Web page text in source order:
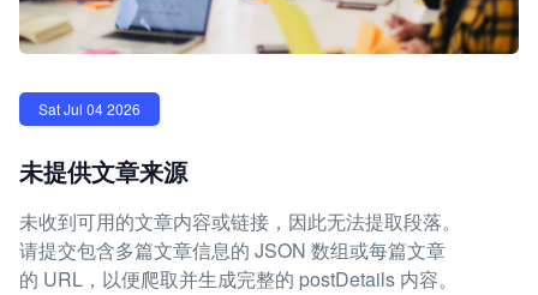
Sat Jul 04 2026
未提供文章来源
未收到可用的文章内容或链接，因此无法提取段落。
请提交包含多篇文章信息的 JSON 数组或每篇文章
的 URL，以便爬取并生成完整的 postDetails 内容。